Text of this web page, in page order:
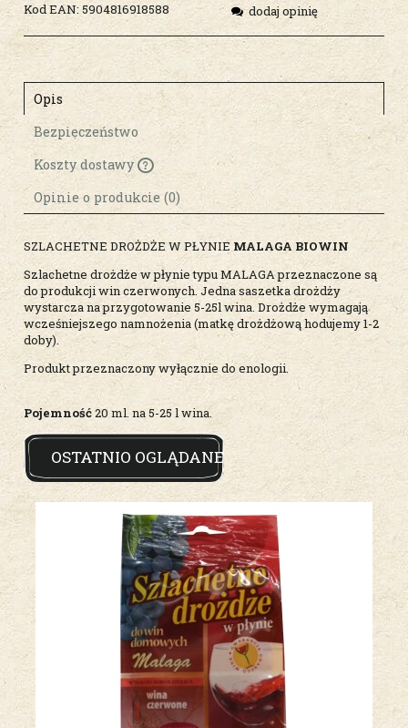
Kod EAN: 5904816918588
dodaj opinię
Opis
Bezpieczeństwo
Koszty dostawy
Cena nie zawiera ewentualnych kosztów
płatności
Opinie o produkcie (0)
SZLACHETNE DROŻDŻE W PŁYNIE MALAGA BIOWIN
Szlachetne drożdże w płynie typu MALAGA przeznaczone są
do produkcji win czerwonych. Jedna saszetka drożdży
wystarcza na przygotowanie 5-25l wina. Drożdże wymagają
wcześniejszego namnożenia (matkę drożdżową hodujemy 1-2
doby).
Produkt przeznaczony wyłącznie do enologii.
Pojemność20 ml. na 5-25 l wina.
OSTATNIO OGLĄDANE